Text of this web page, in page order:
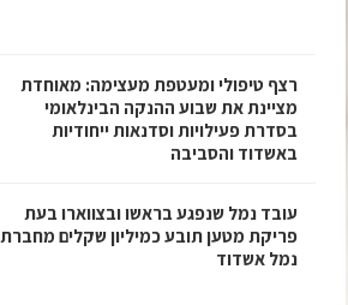
רצף טיפולי ומעטפת מעצימה: מאוחדת
מציינת את שבוע ההנקה הבינלאומי
בסדרת פעילויות וסדנאות ייחודיות
באשדוד והסביבה
עובד נמל שנפגע בראשו ובצווארו בעת
פריקת מטען תובע כמיליון שקלים מחברת
נמל אשדוד